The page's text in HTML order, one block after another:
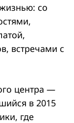
со
встречами с
центра —
в 2015
где